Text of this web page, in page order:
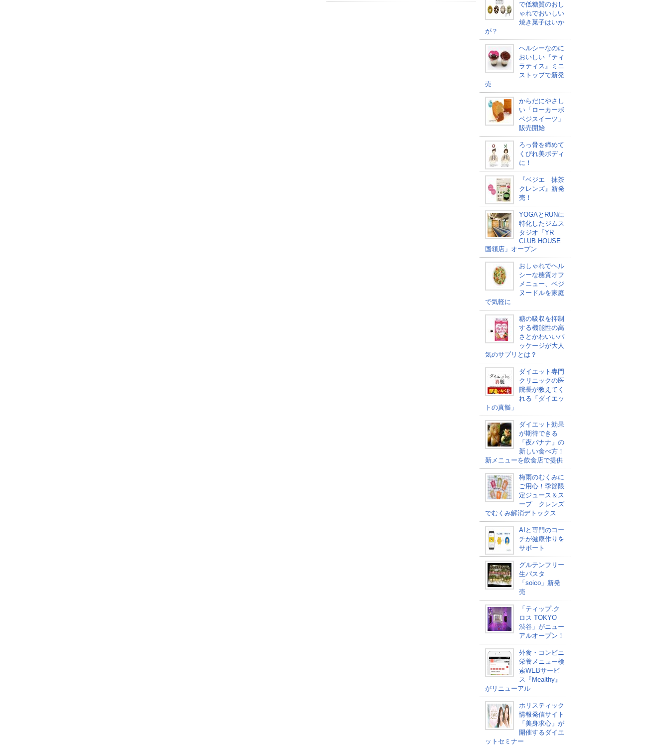
で低糖質のおし
ゃれでおいしい
焼き菓子はいか
が？
ヘルシーなのに
おいしい『ティ
ラティス』ミニ
ストップで新発
売
からだにやさし
い「ローカーボ
ベジスイーツ」
販売開始
ろっ骨を締めて
くびれ美ボディ
に！
『ベジエ 抹茶
クレンズ』新発
売！
YOGAとRUNに
特化したジムス
タジオ「YR
CLUB HOUSE
国領店」オープン
おしゃれでヘル
シーな糖質オフ
メニュー、ベジ
ヌードルを家庭
で気軽に
糖の吸収を抑制
する機能性の高
さとかわいいパ
ッケージが大人
気のサプリとは？
ダイエット専門
クリニックの医
院長が教えてく
れる「ダイエッ
トの真髄」
ダイエット効果
が期待できる
「夜バナナ」の
新しい食べ方！
新メニューを飲食店で提供
梅雨のむくみに
ご用心！季節限
定ジュース＆ス
ープ クレンズ
でむくみ解消デトックス
AIと専門のコー
チが健康作りを
サポート
グルテンフリー
生パスタ
「soico」新発
売
「ティップ.ク
ロス TOKYO
渋谷」がニュー
アルオープン！
外食・コンビニ
栄養メニュー検
索WEBサービ
ス『Mealthy』
がリニューアル
ホリスティック
情報発信サイト
「美身求心」が
開催するダイエ
ットセミナー